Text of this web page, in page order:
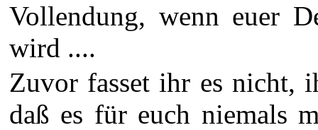
Vollendung, wenn euer
wird ....
Zuvor fasset ihr es nicht,
daß es für euch niemals